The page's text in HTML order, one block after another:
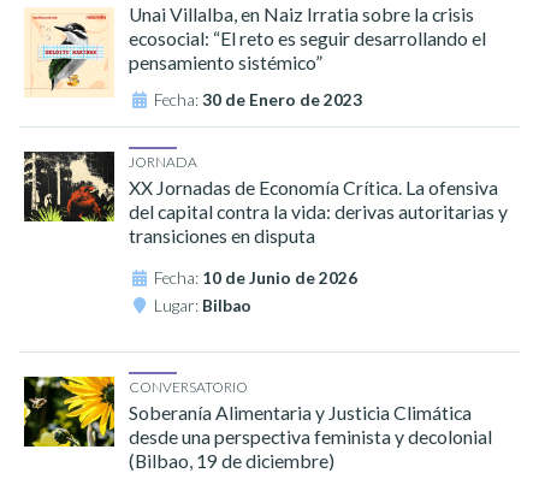
Unai Villalba, en Naiz Irratia sobre la crisis
ecosocial: “El reto es seguir desarrollando el
pensamiento sistémico”
Fecha:30 de Enero de 2023
JORNADA
XX Jornadas de Economía Crítica. La ofensiva
del capital contra la vida: derivas autoritarias y
transiciones en disputa
Fecha: 10 de Junio de 2026
Lugar: Bilbao
CONVERSATORIO
Soberanía Alimentaria y Justicia Climática
desde una perspectiva feminista y decolonial
(Bilbao, 19 de diciembre)